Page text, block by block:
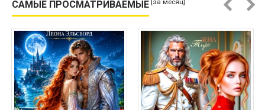
САМЫЕ ПРОСМАТРИВАЕМЫЕ [за месяц]